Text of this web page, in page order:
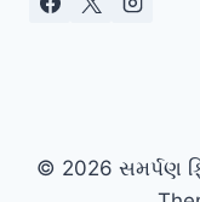
© 2026 સમર્પણ